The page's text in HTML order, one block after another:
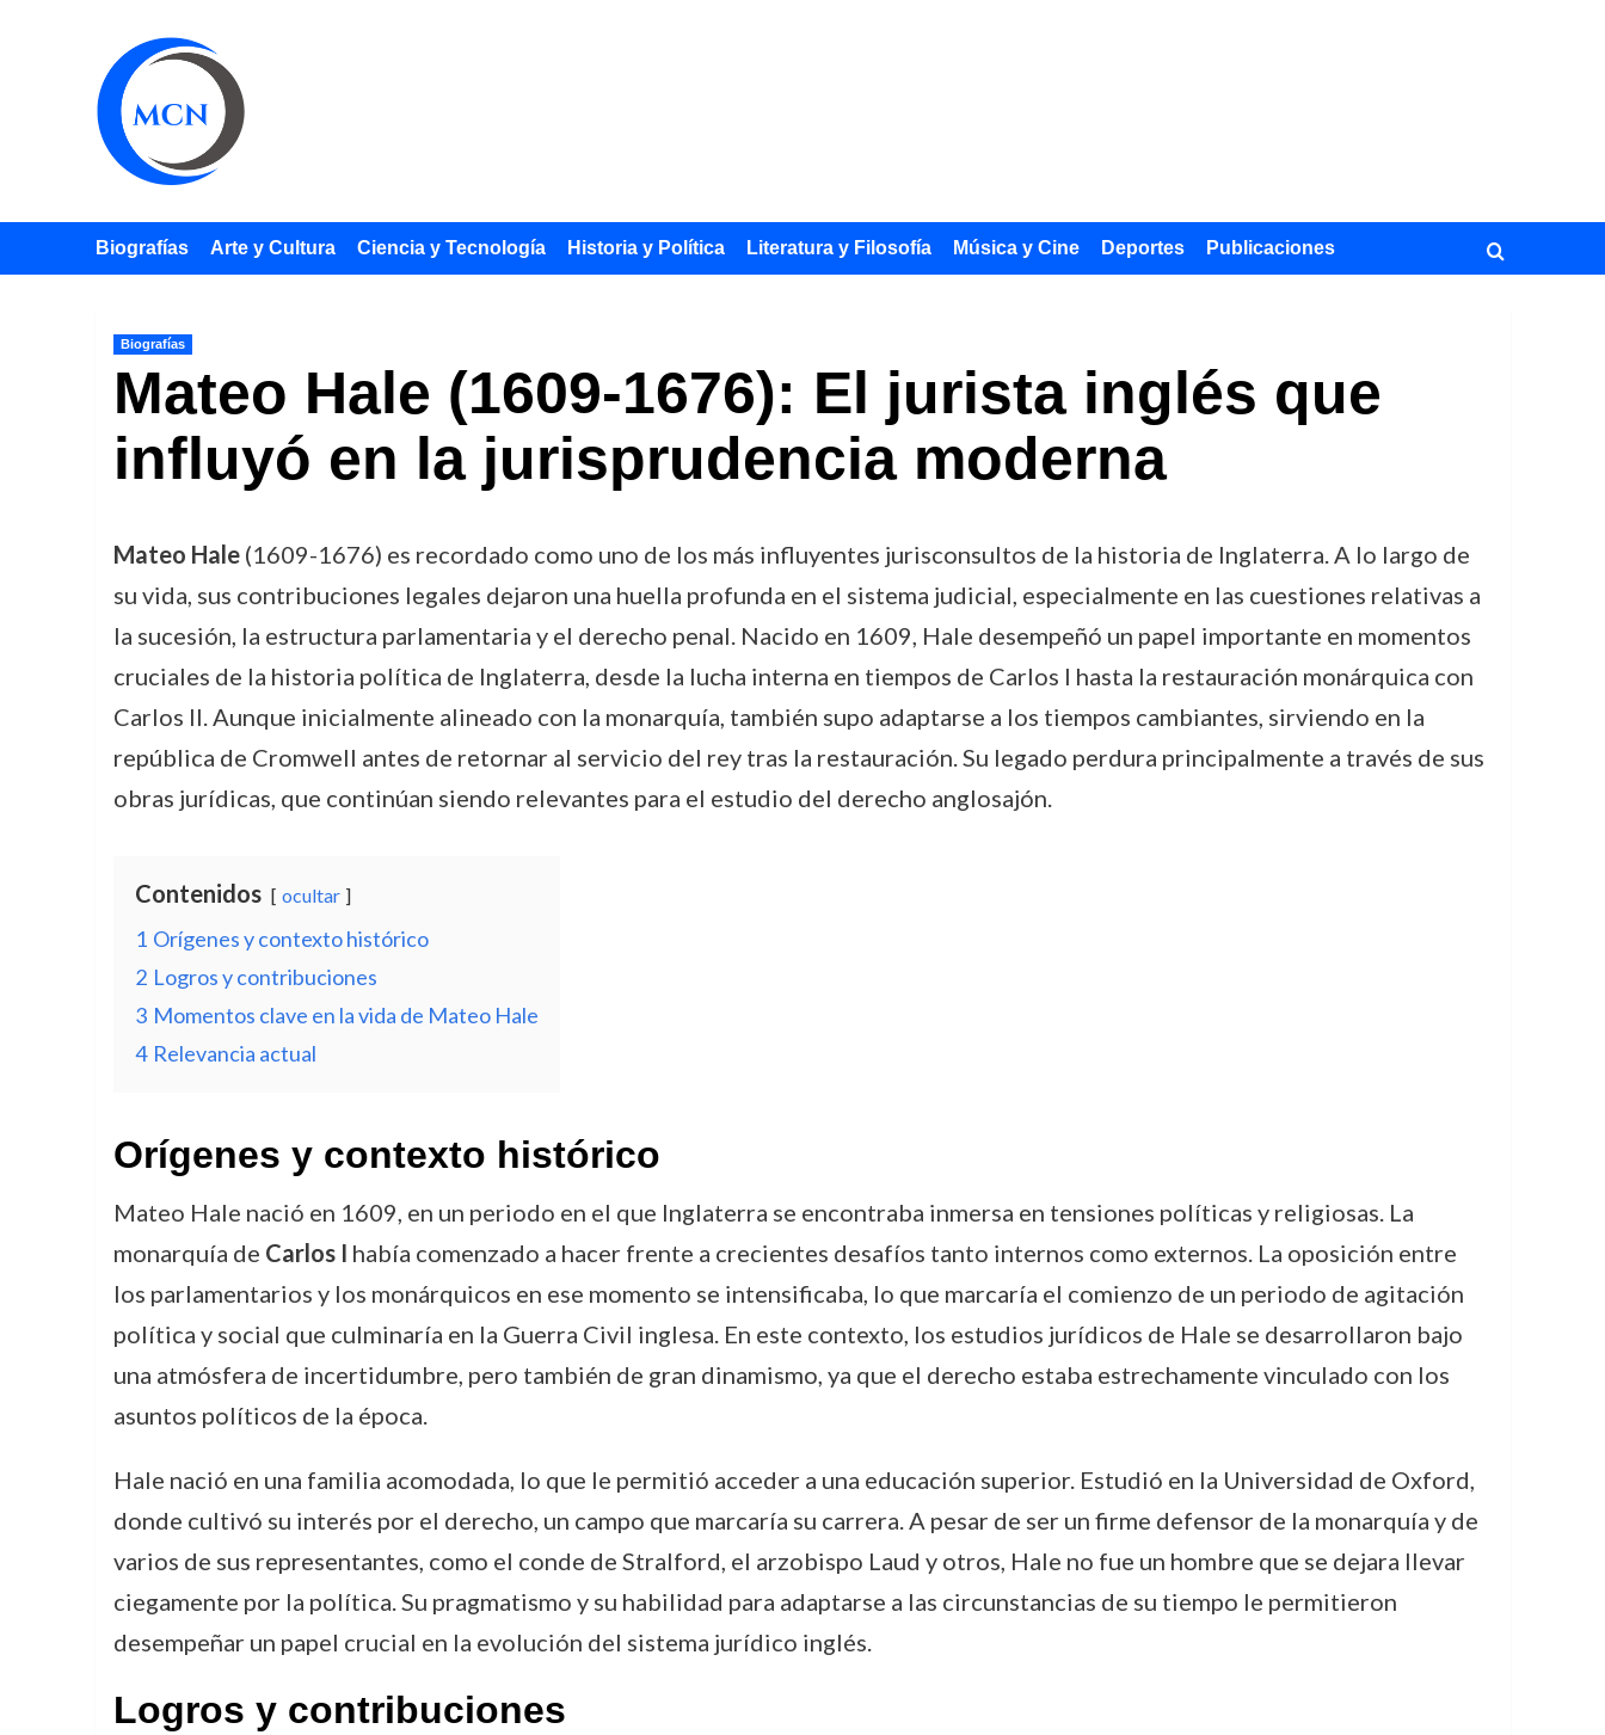
Biografías Arte y Cultura Ciencia y Tecnología Historia y Política Literatura y Filosofía Música y Cine Deportes Publicaciones
Biografías
Mateo Hale (1609-1676): El jurista inglés que
influyó en la jurisprudencia moderna
Mateo Hale(1609-1676) es recordado como uno de los más influyentes jurisconsultos de la historia de Inglaterra. A lo largo de
su vida, sus contribuciones legales dejaron una huella profunda en el sistema judicial, especialmente en las cuestiones relativas a
la sucesión, la estructura parlamentaria y el derecho penal. Nacido en 1609, Hale desempeñó un papel importante en momentos
cruciales de la historia política de Inglaterra, desde la lucha interna en tiempos de Carlos I hasta la restauración monárquica con
Carlos II. Aunque inicialmente alineado con la monarquía, también supo adaptarse a los tiempos cambiantes, sirviendo en la
república de Cromwell antes de retornar al servicio del rey tras la restauración. Su legado perdura principalmente a través de sus
obras jurídicas, que continúan siendo relevantes para el estudio del derecho anglosajón.
Contenidos ocultar
1 Orígenes y contexto histórico
2 Logros y contribuciones
3 Momentos clave en la vida de Mateo Hale
4 Relevancia actual
Orígenes y contexto histórico
Mateo Hale nació en 1609, en un periodo en el que Inglaterra se encontraba inmersa en tensiones políticas y religiosas. La
monarquía de Carlos I había comenzado a hacer frente a crecientes desafíos tanto internos como externos. La oposición entre
los parlamentarios y los monárquicos en ese momento se intensificaba, lo que marcaría el comienzo de un periodo de agitación
política y social que culminaría en la Guerra Civil inglesa. En este contexto, los estudios jurídicos de Hale se desarrollaron bajo
una atmósfera de incertidumbre, pero también de gran dinamismo, ya que el derecho estaba estrechamente vinculado con los
asuntos políticos de la época.
Hale nació en una familia acomodada, lo que le permitió acceder a una educación superior. Estudió en la Universidad de Oxford,
donde cultivó su interés por el derecho, un campo que marcaría su carrera. A pesar de ser un firme defensor de la monarquía y de
varios de sus representantes, como el conde de Stralford, el arzobispo Laud y otros, Hale no fue un hombre que se dejara llevar
ciegamente por la política. Su pragmatismo y su habilidad para adaptarse a las circunstancias de su tiempo le permitieron
desempeñar un papel crucial en la evolución del sistema jurídico inglés.
Logros y contribuciones